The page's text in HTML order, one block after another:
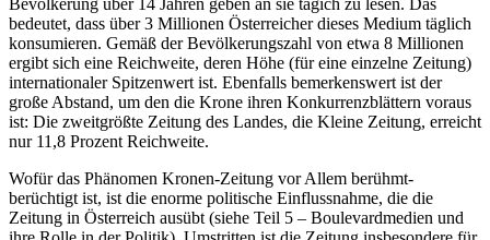
bedeutet, dass über 3 Millionen Österreicher dieses Medium täglich
konsumieren. Gemäß der Bevölkerungszahl von etwa 8 Millionen
ergibt sich eine Reichweite, deren Höhe (für eine einzelne Zeitung)
internationaler Spitzenwert ist. Ebenfalls bemerkenswert ist der
große Abstand, um den die Krone ihren Konkurrenzblättern voraus
ist: Die zweitgrößte Zeitung des Landes, die Kleine Zeitung, erreicht
nur 11,8 Prozent Reichweite.
Wofür das Phänomen Kronen-Zeitung vor Allem berühmt-
berüchtigt ist, ist die enorme politische Einflussnahme, die die
Zeitung in Österreich ausübt (siehe Teil 5 – Boulevardmedien und